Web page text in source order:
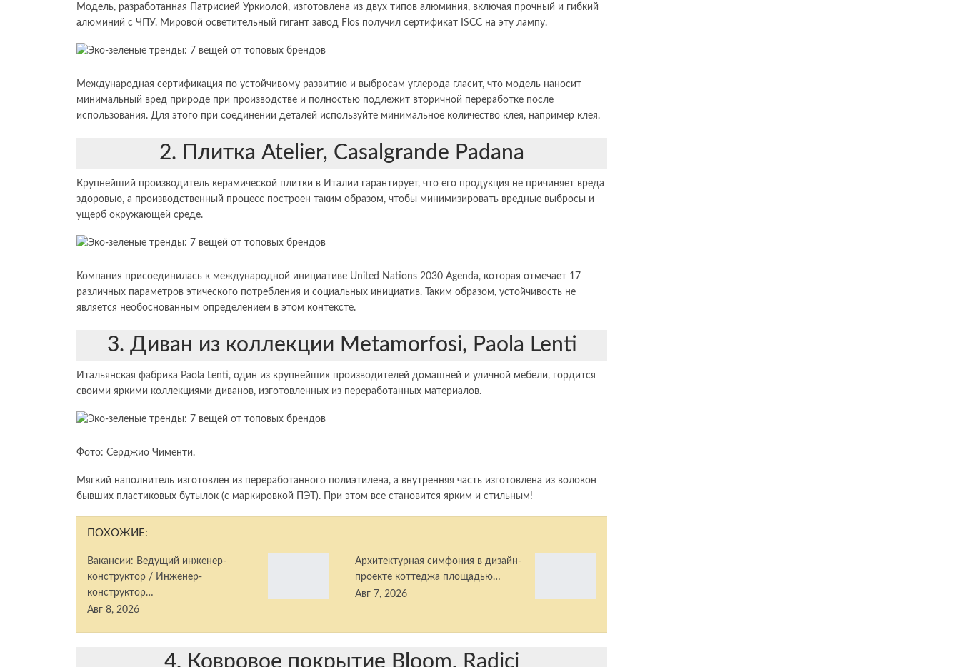
Модель, разработанная Патрисией Уркиолой, изготовлена ​​из двух типов алюминия, включая прочный и гибкий
алюминий с ЧПУ. Мировой осветительный гигант завод Flos получил сертификат ISCC на эту лампу.
Международная сертификация по устойчивому развитию и выбросам углерода гласит, что модель наносит
минимальный вред природе при производстве и полностью подлежит вторичной переработке после
использования. Для этого при соединении деталей используйте минимальное количество клея, например клея.
2. Плитка Atelier, Casalgrande Padana
Крупнейший производитель керамической плитки в Италии гарантирует, что его продукция не причиняет вреда
здоровью, а производственный процесс построен таким образом, чтобы минимизировать вредные выбросы и
ущерб окружающей среде.
Компания присоединилась к международной инициативе United Nations 2030 Agenda, которая отмечает 17
различных параметров этического потребления и социальных инициатив. Таким образом, устойчивость не
является необоснованным определением в этом контексте.
3. Диван из коллекции Metamorfosi, Paola Lenti
Итальянская фабрика Paola Lenti, один из крупнейших производителей домашней и уличной мебели, гордится
своими яркими коллекциями диванов, изготовленных из переработанных материалов.
Фото: Серджио Чименти.
Мягкий наполнитель изготовлен из переработанного полиэтилена, а внутренняя часть изготовлена ​​из волокон
бывших пластиковых бутылок (с маркировкой ПЭТ). При этом все становится ярким и стильным!
ПОХОЖИЕ:
Вакансии: Ведущий инженер-
конструктор / Инженер-
конструктор…
Авг 8, 2026
Архитектурная симфония в дизайн-
проекте коттеджа площадью…
Авг 7, 2026
4. Ковровое покрытие Bloom, Radici